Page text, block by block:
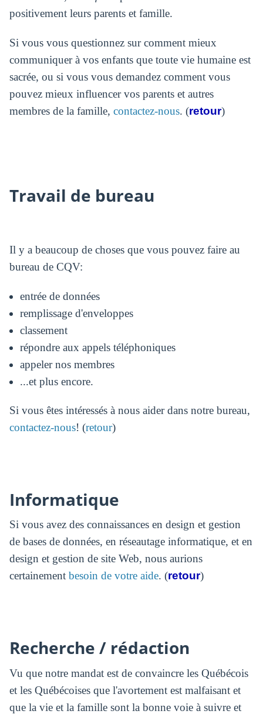
positivement leurs parents et famille.
Si vous vous questionnez sur comment mieux
communiquer à vos enfants que toute vie humaine est
sacrée, ou si vous vous demandez comment vous
pouvez mieux influencer vos parents et autres
membres de la famille, contactez-nous. (retour)
Travail de bureau
Il y a beaucoup de choses que vous pouvez faire au
bureau de CQV:
entrée de données
remplissage d'enveloppes
classement
répondre aux appels téléphoniques
appeler nos membres
...et plus encore.
Si vous êtes intéressés à nous aider dans notre bureau,
contactez-nous! (retour)
Informatique
Si vous avez des connaissances en design et gestion
de bases de données, en réseautage informatique, et en
design et gestion de site Web, nous aurions
certainement besoin de votre aide. (retour)
Recherche / rédaction
Vu que notre mandat est de convaincre les Québécois
et les Québécoises que l'avortement est malfaisant et
que la vie et la famille sont la bonne voie à suivre et